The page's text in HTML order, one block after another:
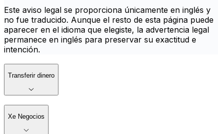
Este aviso legal se proporciona únicamente en inglés y
no fue traducido. Aunque el resto de esta página puede
aparecer en el idioma que elegiste, la advertencia legal
permanece en inglés para preservar su exactitud e
intención.
Transferir dinero
Xe Negocios